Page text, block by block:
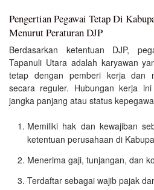
Pengertian Pegawai Tetap Di
Menurut Peraturan DJP
Berdasarkan ketentuan DJP,
Tapanuli Utara adalah karyawan
tetap dengan pemberi kerja dan
secara reguler. Hubungan kerja
jangka panjang atau status
Memiliki hak dan kewajiban
ketentuan perusahaan di
Menerima gaji, tunjangan, dan
Terdaftar sebagai wajib pajak